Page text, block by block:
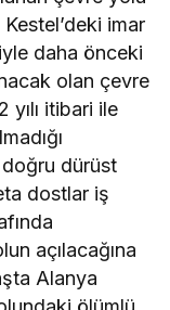
Kestel’deki imar
daha önceki
olan çevre
yılı itibari ile
dürüst
dostlar iş
açılacağına
Alanya